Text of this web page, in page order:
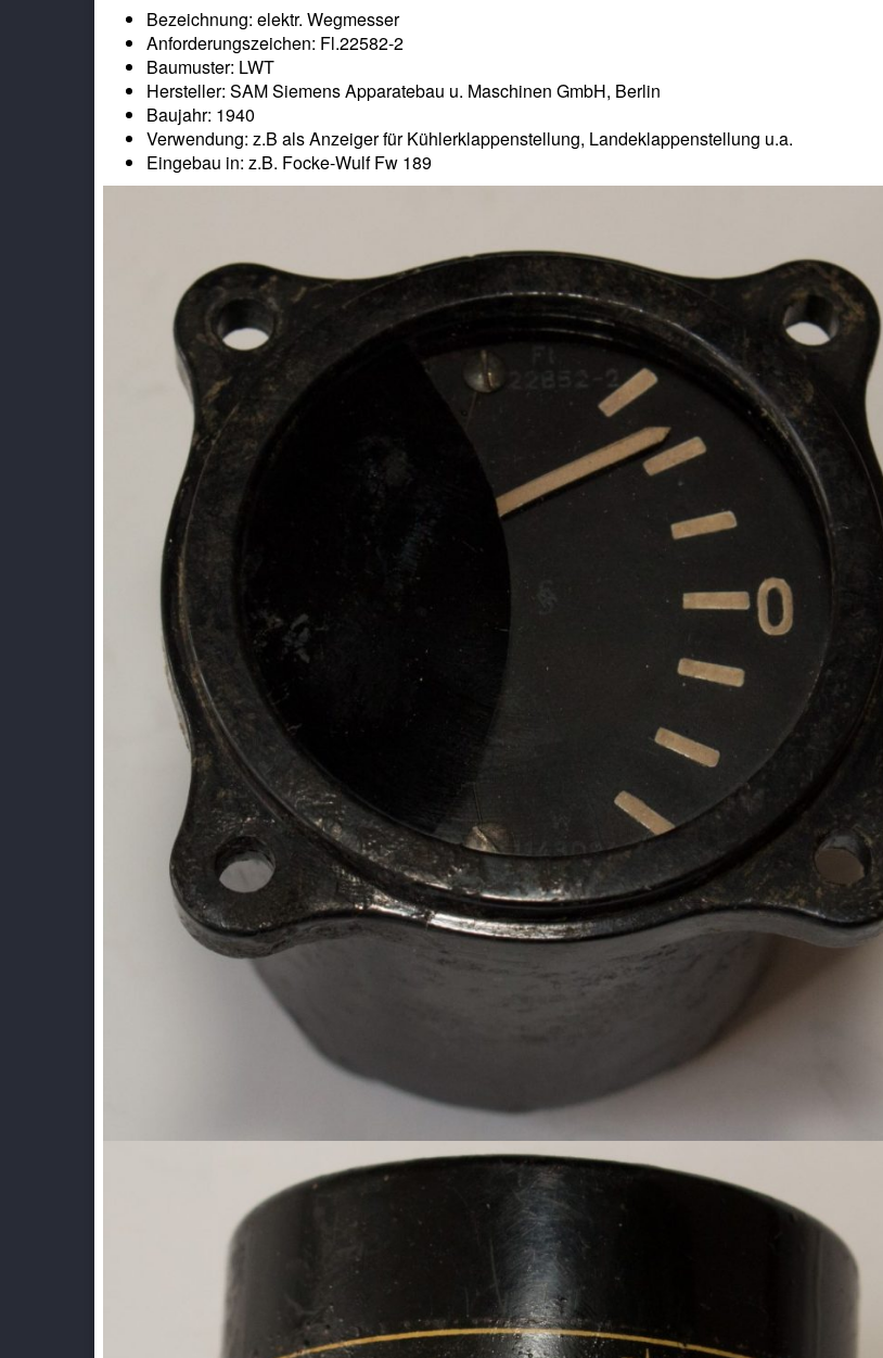
Bezeichnung: elektr. Wegmesser
Anforderungszeichen: Fl.22582-2
Baumuster: LWT
Hersteller: SAM Siemens Apparatebau u. Maschinen GmbH, Berlin
Baujahr: 1940
Verwendung: z.B als Anzeiger für Kühlerklappenstellung, Landeklappenstellung u.a.
Eingebau in: z.B. Focke-Wulf Fw 189